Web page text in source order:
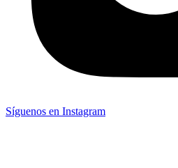
Síguenos en Instagram